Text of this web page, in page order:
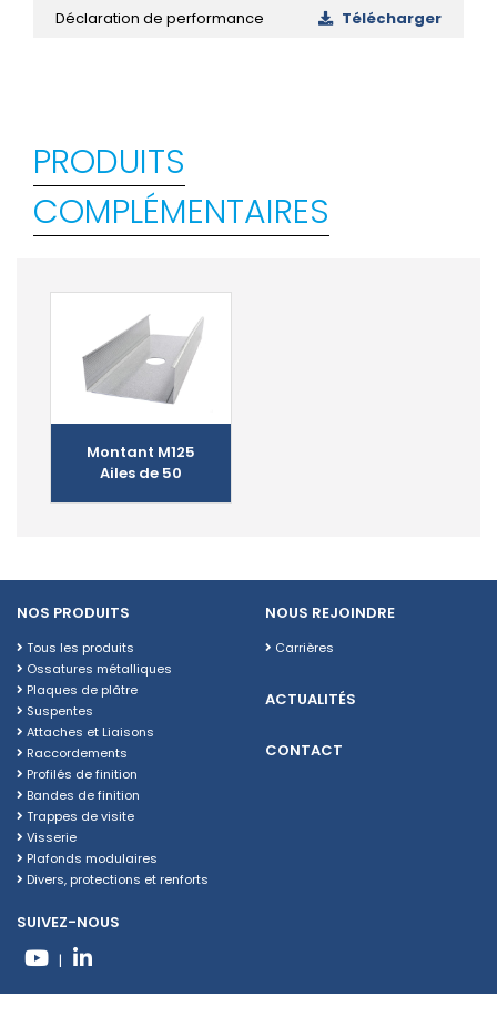
Déclaration de performance
Télécharger
PRODUITS
COMPLÉMENTAIRES
Montant M125
Ailes de 50
NOS PRODUITS
Tous les produits
Ossatures métalliques
Plaques de plâtre
Suspentes
Attaches et Liaisons
Raccordements
Profilés de finition
Bandes de finition
Trappes de visite
Visserie
Plafonds modulaires
Divers, protections et renforts
NOUS REJOINDRE
Carrières
ACTUALITÉS
CONTACT
SUIVEZ-NOUS
|